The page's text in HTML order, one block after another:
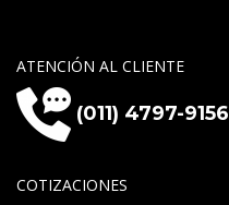
ATENCIÓN AL CLIENTE
(011) 4797-9156
COTIZACIONES